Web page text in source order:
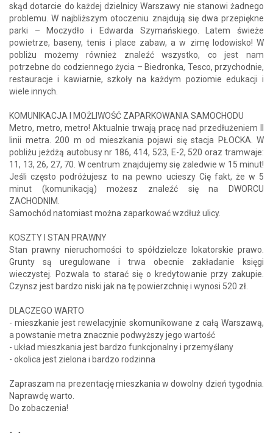
skąd dotarcie do każdej dzielnicy Warszawy nie stanowi żadnego
problemu. W najbliższym otoczeniu znajdują się dwa przepiękne
parki – Moczydło i Edwarda Szymańskiego. Latem świeże
powietrze, baseny, tenis i place zabaw, a w zimę lodowisko! W
pobliżu możemy również znaleźć wszystko, co jest nam
potrzebne do codziennego życia – Biedronka, Tesco, przychodnie,
restauracje i kawiarnie, szkoły na każdym poziomie edukacji i
wiele innych.
KOMUNIKACJA I MOŻLIWOŚĆ ZAPARKOWANIA SAMOCHODU
Metro, metro, metro! Aktualnie trwają pracę nad przedłużeniem II
linii metra. 200 m od mieszkania pojawi się stacja PŁOCKA. W
pobliżu jeżdżą autobusy nr 186, 414, 523, E-2, 520 oraz tramwaje:
11, 13, 26, 27, 70. W centrum znajdujemy się zaledwie w 15 minut!
Jeśli często podróżujesz to na pewno ucieszy Cię fakt, że w 5
minut (komunikacją) możesz znaleźć się na DWORCU
ZACHODNIM.
Samochód natomiast można zaparkować wzdłuż ulicy.
KOSZTY I STAN PRAWNY
Stan prawny nieruchomości to spółdzielcze lokatorskie prawo.
Grunty są uregulowane i trwa obecnie zakładanie księgi
wieczystej. Pozwala to starać się o kredytowanie przy zakupie.
Czynsz jest bardzo niski jak na tę powierzchnię i wynosi 520 zł.
DLACZEGO WARTO
- mieszkanie jest rewelacyjnie skomunikowane z całą Warszawą,
a powstanie metra znacznie podwyższy jego wartość
- układ mieszkania jest bardzo funkcjonalny i przemyślany
- okolica jest zielona i bardzo rodzinna
Zapraszam na prezentację mieszkania w dowolny dzień tygodnia.
Naprawdę warto.
Do zobaczenia!